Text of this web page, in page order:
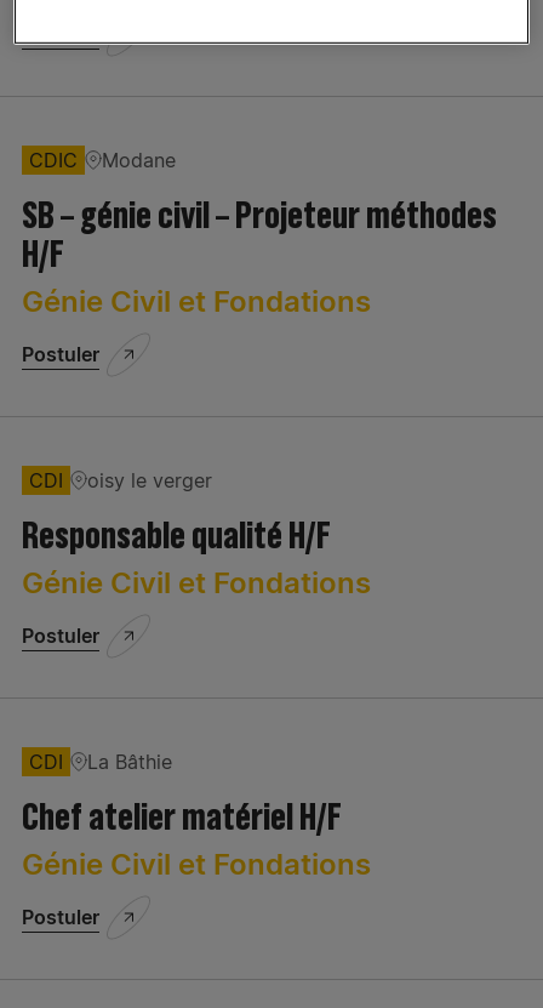
Energie
Groupe ETPO
Génie Civil et Fondations
Siège
Travaux publics
Familles de métier
Achats
Commercial - Marketing - Développement
Compagnons
Etudes
Exploitation/Projets
Finance/Gestion/Administration
Informatique
Juridique/Assurances
Matériel/Equipements
QSE
Localisation
CDIC Modane
SB – génie civil – Projeteur méthodes
H/F
Génie Civil et Fondations
Postuler
CDI oisy le verger
Responsable qualité H/F
Génie Civil et Fondations
Postuler
CDI La Bâthie
Chef atelier matériel H/F
Génie Civil et Fondations
Postuler